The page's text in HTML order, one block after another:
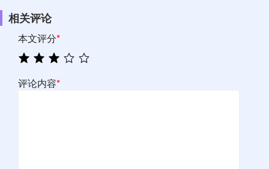
相关评论
本文评分*
评论内容*